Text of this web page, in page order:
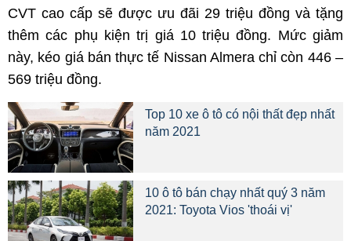
CVT cao cấp sẽ được ưu đãi 29 triệu đồng và tặng
thêm các phụ kiện trị giá 10 triệu đồng. Mức giảm
này, kéo giá bán thực tế Nissan Almera chỉ còn 446 –
569 triệu đồng.
Top 10 xe ô tô có nội thất đẹp nhất
năm 2021
10 ô tô bán chạy nhất quý 3 năm
2021: Toyota Vios 'thoái vị'